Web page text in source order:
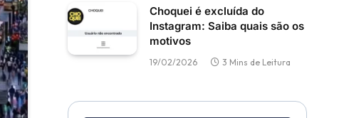
Choquei é excluída do
Instagram: Saiba quais são os
motivos
19/02/2026 3 Mins de Leitura